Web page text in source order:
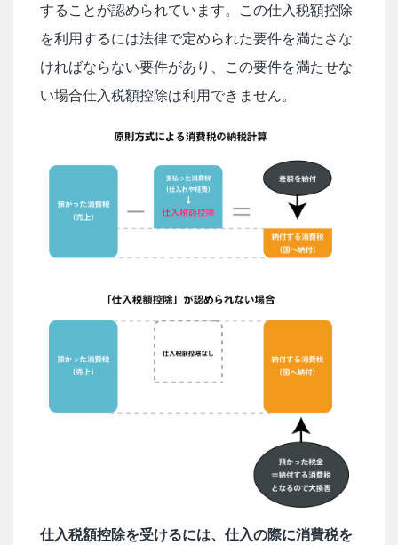
することが認められています。この仕入税額控除
を利用するには法律で定められた要件を満たさな
ければならない要件があり、この要件を満たせな
い場合仕入税額控除は利用できません。
仕入税額控除を受けるには、仕入の際に消費税を